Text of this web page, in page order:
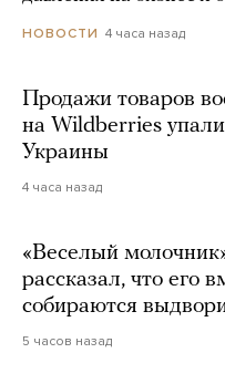
НОВОСТИ 4 часа назад
Продажи товаров
на Wildberries
Украины
4 часа назад
«Веселый
рассказал, что его
собираются
5 часов назад